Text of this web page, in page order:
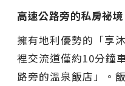
高速公路旁的私房祕
擁有地利優勢的「享
裡交流道僅約10分鐘
路旁的溫泉飯店」。